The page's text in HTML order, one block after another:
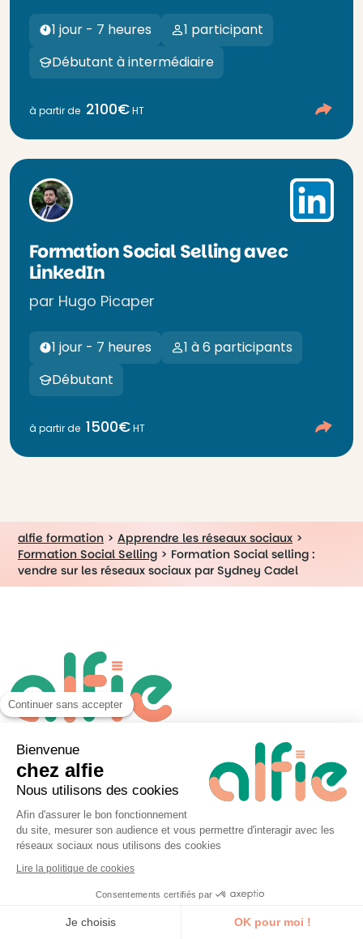
1 jour - 7 heures
1 participant
Débutant à intermédiaire
à partir de 2100€HT
Formation Social Selling avec
LinkedIn
par Hugo Picaper
1 jour - 7 heures
1 à 6 participants
Débutant
à partir de 1500€HT
alfie formation > Apprendre les réseaux sociaux >
Formation Social Selling > Formation Social selling :
vendre sur les réseaux sociaux par Sydney Cadel
alfie est une marque commerciale de
la société UP&KO.N° 52440914744
(UP&KO) . Cet enregistrement ne vaut
pas agrément de l’état.
Coordonnées
144, rue Bellamy 44000 Nantes
Continuer sans accepter
Bienvenue
chez alfie
Nous utilisons des cookies
Afin d'assurer le bon fonctionnement
du site, mesurer son audience et vous permettre d'interagir avec les
réseaux sociaux nous utilisons des cookies
Lire la politique de cookies
Consentements certifiés par
Je choisis OK pour moi !